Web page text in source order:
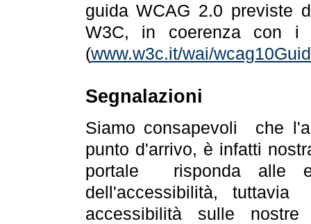
guida WCAG 2.0 previste
W3C, in coerenza con i
(www.w3c.it/wai/
Segnalazioni
Siamo consapevoli che
punto d'arrivo, è infatti
portale risponda alle
dell'accessibilità,
accessibilità sulle